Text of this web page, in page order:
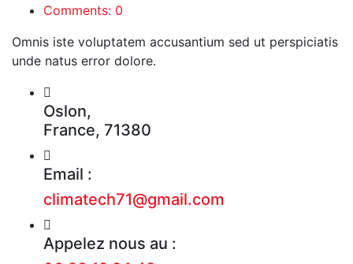
Comments: 0
Omnis iste voluptatem accusantium sed ut perspiciatis
unde natus error dolore.
Oslon,
France, 71380
Email :
climatech71@gmail.com
Appelez nous au :